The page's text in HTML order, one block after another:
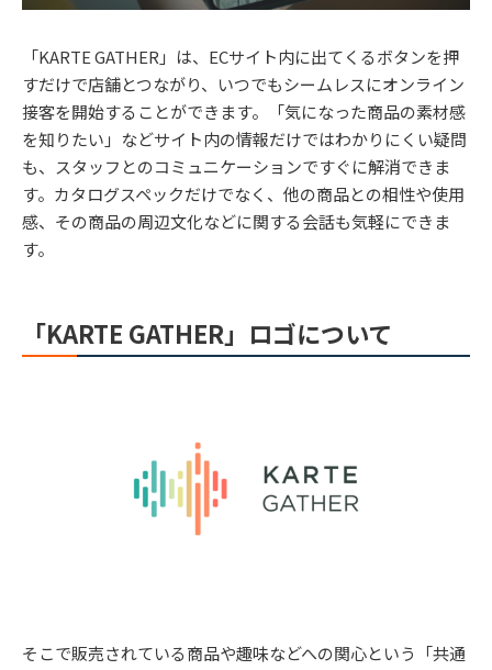
「KARTE GATHER」は、ECサイト内に出てくるボタンを押
すだけで店舗とつながり、いつでもシームレスにオンライン
接客を開始することができます。「気になった商品の素材感
を知りたい」などサイト内の情報だけではわかりにくい疑問
も、スタッフとのコミュニケーションですぐに解消できま
す。カタログスペックだけでなく、他の商品との相性や使用
感、その商品の周辺文化などに関する会話も気軽にできま
す。
「KARTE GATHER」ロゴについて
そこで販売されている商品や趣味などへの関心という「共通